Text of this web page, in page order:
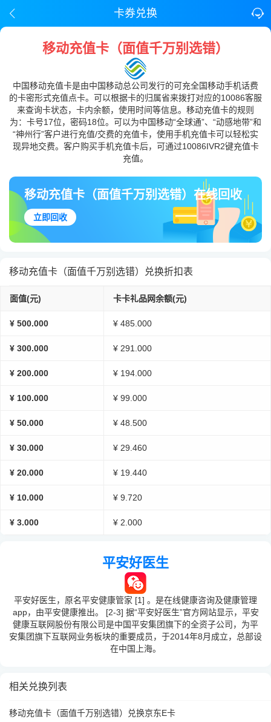
卡券兑换
移动充值卡（面值千万别选错）
中国移动充值卡是由中国移动总公司发行的可充全国移动手机话费
的卡密形式充值点卡。可以根据卡的归属省来拨打对应的10086客服
来查询卡状态，卡内余额，使用时间等信息。移动充值卡的规则
为：卡号17位，密码18位。可以为中国移动“全球通”、“动感地带”和
“神州行”客户进行充值/交费的充值卡，使用手机充值卡可以轻松实
现异地交费。客户购买手机充值卡后，可通过10086IVR2键充值卡
充值。
移动充值卡（面值千万别选错）在线回收
立即回收
移动充值卡（面值千万别选错）兑换折扣表
面值(元) 卡卡礼品网余额(元)
¥ 500.000 ¥ 485.000
¥ 300.000 ¥ 291.000
¥ 200.000 ¥ 194.000
¥ 100.000 ¥ 99.000
¥ 50.000 ¥ 48.500
¥ 30.000 ¥ 29.460
¥ 20.000 ¥ 19.440
¥ 10.000 ¥ 9.720
¥ 3.000 ¥ 2.000
平安好医生
平安好医生，原名平安健康管家 [1] 。是在线健康咨询及健康管理
app，由平安健康推出。 [2-3] 据“平安好医生”官方网站显示，平安
健康互联网股份有限公司是中国平安集团旗下的全资子公司，为平
安集团旗下互联网业务板块的重要成员，于2014年8月成立，总部设
在中国上海。
相关兑换列表
移动充值卡（面值千万别选错）兑换京东E卡